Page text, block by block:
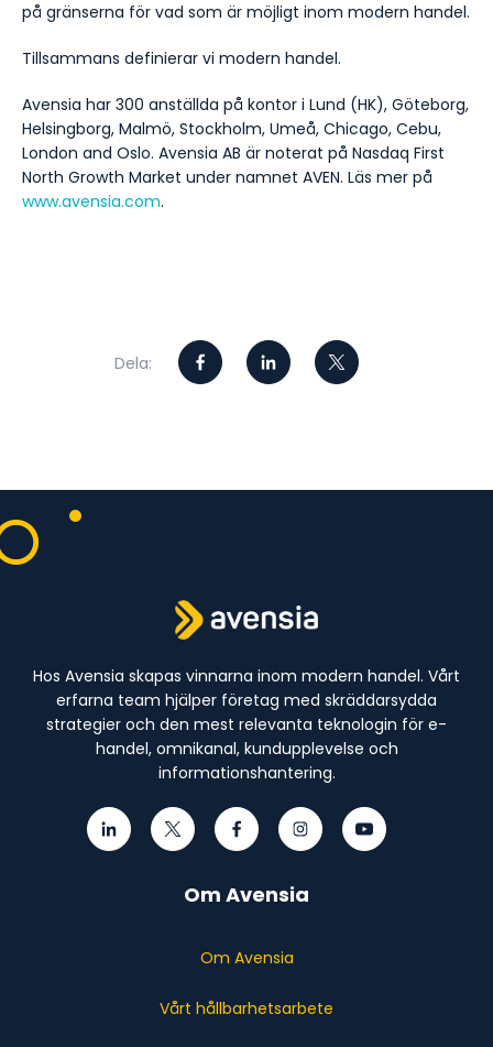
på gränserna för vad som är möjligt inom modern handel.
Tillsammans definierar vi modern handel.
Avensia har 300 anställda på kontor i Lund (HK), Göteborg,
Helsingborg, Malmö, Stockholm, Umeå, Chicago, Cebu,
London and Oslo. Avensia AB är noterat på Nasdaq First
North Growth Market under namnet AVEN. Läs mer på
www.avensia.com.
Dela:
Hos Avensia skapas vinnarna inom modern handel. Vårt
erfarna team hjälper företag med skräddarsydda
strategier och den mest relevanta teknologin för e-
handel, omnikanal, kundupplevelse och
informationshantering.
Om Avensia
Om Avensia
Vårt hållbarhetsarbete